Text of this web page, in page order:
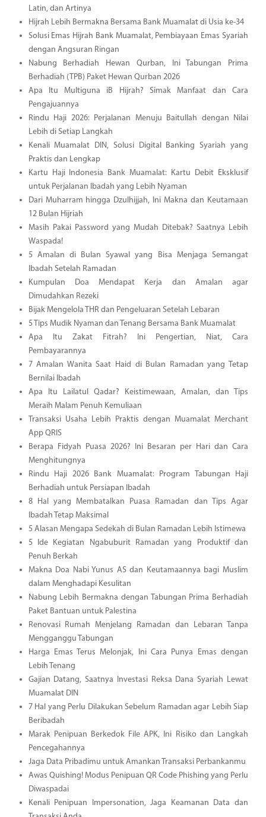
Latin, dan Artinya
Hijrah Lebih Bermakna Bersama Bank Muamalat di Usia ke-34
Solusi Emas Hijrah Bank Muamalat, Pembiayaan Emas Syariah
dengan Angsuran Ringan
Nabung Berhadiah Hewan Qurban, Ini Tabungan Prima
Berhadiah (TPB) Paket Hewan Qurban 2026
Apa Itu Multiguna iB Hijrah? Simak Manfaat dan Cara
Pengajuannya
Rindu Haji 2026: Perjalanan Menuju Baitullah dengan Nilai
Lebih di Setiap Langkah
Kenali Muamalat DIN, Solusi Digital Banking Syariah yang
Praktis dan Lengkap
Kartu Haji Indonesia Bank Muamalat: Kartu Debit Eksklusif
untuk Perjalanan Ibadah yang Lebih Nyaman
Dari Muharram hingga Dzulhijjah, Ini Makna dan Keutamaan
12 Bulan Hijriah
Masih Pakai Password yang Mudah Ditebak? Saatnya Lebih
Waspada!
5 Amalan di Bulan Syawal yang Bisa Menjaga Semangat
Ibadah Setelah Ramadan
Kumpulan Doa Mendapat Kerja dan Amalan agar
Dimudahkan Rezeki
Bijak Mengelola THR dan Pengeluaran Setelah Lebaran
5 Tips Mudik Nyaman dan Tenang Bersama Bank Muamalat
Apa Itu Zakat Fitrah? Ini Pengertian, Niat, Cara
Pembayarannya
7 Amalan Wanita Saat Haid di Bulan Ramadan yang Tetap
Bernilai Ibadah
Apa Itu Lailatul Qadar? Keistimewaan, Amalan, dan Tips
Meraih Malam Penuh Kemuliaan
Transaksi Usaha Lebih Praktis dengan Muamalat Merchant
App QRIS
Berapa Fidyah Puasa 2026? Ini Besaran per Hari dan Cara
Menghitungnya
Rindu Haji 2026 Bank Muamalat: Program Tabungan Haji
Berhadiah untuk Persiapan Ibadah
8 Hal yang Membatalkan Puasa Ramadan dan Tips Agar
Ibadah Tetap Maksimal
5 Alasan Mengapa Sedekah di Bulan Ramadan Lebih Istimewa
5 Ide Kegiatan Ngabuburit Ramadan yang Produktif dan
Penuh Berkah
Makna Doa Nabi Yunus AS dan Keutamaannya bagi Muslim
dalam Menghadapi Kesulitan
Nabung Lebih Bermakna dengan Tabungan Prima Berhadiah
Paket Bantuan untuk Palestina
Renovasi Rumah Menjelang Ramadan dan Lebaran Tanpa
Mengganggu Tabungan
Harga Emas Terus Melonjak, Ini Cara Punya Emas dengan
Lebih Tenang
Gajian Datang, Saatnya Investasi Reksa Dana Syariah Lewat
Muamalat DIN
7 Hal yang Perlu Dilakukan Sebelum Ramadan agar Lebih Siap
Beribadah
Marak Penipuan Berkedok File APK, Ini Risiko dan Langkah
Pencegahannya
Jaga Data Pribadimu untuk Amankan Transaksi Perbankanmu
Awas Quishing! Modus Penipuan QR Code Phishing yang Perlu
Diwaspadai
Kenali Penipuan Impersonation, Jaga Keamanan Data dan